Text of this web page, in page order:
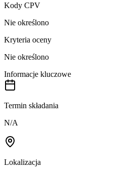
Kody CPV
Nie określono
Kryteria oceny
Nie określono
Informacje kluczowe
Termin składania
N/A
Lokalizacja